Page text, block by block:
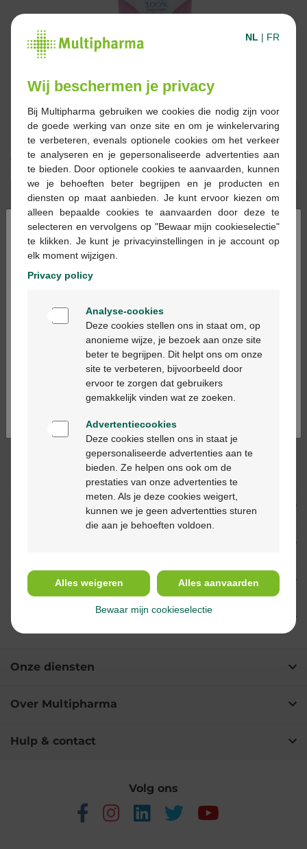
€ 15,99
Bestellen Reserveren
Op voorraad online
- +
Op werkdagen vóór 12u besteld, binnen 2
werkdagen geleverd
levering in je Multipharma apotheek
levering thuis vanaf €55
Klantendienstvia chat ofcontactformulier
Productbeschrijving
Indicaties
Ingrediënten
Onze diensten
Over Multipharma
Hulp & contact
Volg ons
×
Bienvenue
Ga verder in het nederlands
Continuez en français
NL | FR
Wij beschermen je privacy
Bij Multipharma gebruiken we cookies die nodig zijn voor
de goede werking van onze site en om je winkelervaring
te verbeteren, evenals optionele cookies om het verkeer
te analyseren en je gepersonaliseerde advertenties aan
te bieden. Door optionele cookies te aanvaarden, kunnen
we je behoeften beter begrijpen en je producten en
diensten op maat aanbieden. Je kunt ervoor kiezen om
alleen bepaalde cookies te aanvaarden door deze te
selecteren en vervolgens op "Bewaar mijn cookieselectie"
te klikken. Je kunt je privacyinstellingen in je account op
elk moment wijzigen.
Privacy policy
Analyse-cookies
Deze cookies stellen ons in staat om, op
anonieme wijze, je bezoek aan onze site
beter te begrijpen. Dit helpt ons om onze
site te verbeteren, bijvoorbeeld door
ervoor te zorgen dat gebruikers
gemakkelijk vinden wat ze zoeken.
Advertentiecookies
Deze cookies stellen ons in staat je
gepersonaliseerde advertenties aan te
bieden. Ze helpen ons ook om de
prestaties van onze advertenties te
meten. Als je deze cookies weigert,
kunnen we je geen advertentties sturen
die aan je behoeften voldoen.
Alles weigeren Alles aanvaarden
Bewaar mijn cookieselectie